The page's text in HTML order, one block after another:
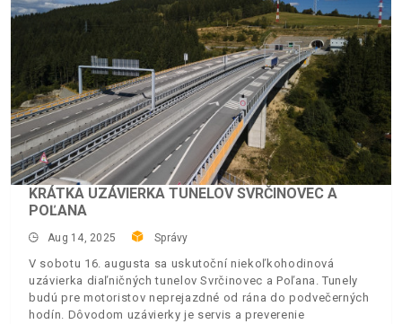
KRÁTKA UZÁVIERKA TUNELOV SVRČINOVEC A
POĽANA
Aug 14, 2025 Správy
V sobotu 16. augusta sa uskutoční niekoľkohodinová
uzávierka diaľničných tunelov Svrčinovec a Poľana. Tunely
budú pre motoristov neprejazdné od rána do podvečerných
hodín. Dôvodom uzávierky je servis a preverenie